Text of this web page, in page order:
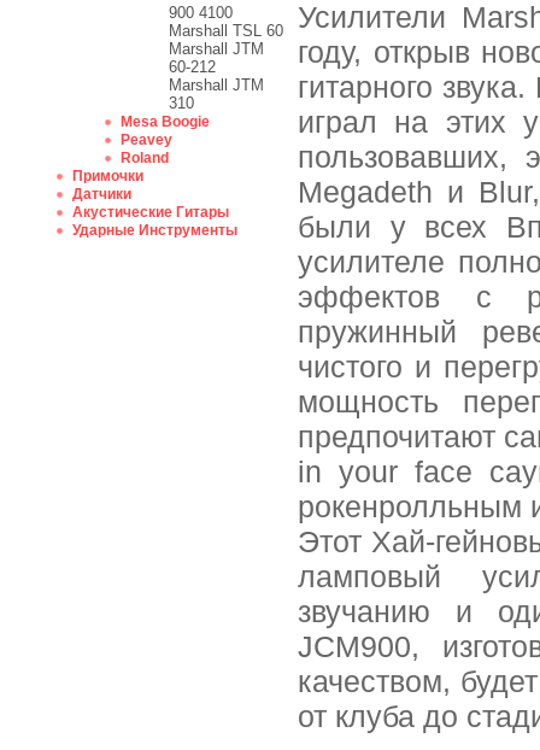
900 4100
Marshall TSL 60
Marshall JTM
60-212
Marshall JTM
310
Mesa Boogie
Peavey
Roland
Примочки
Датчики
Акустические Гитары
Ударные Инструменты
Усилители
году, открыв
гитарного
играл на этих
пользовавших,
Megadeth и
были у всех
усилителе
эффектов с
пружинный
чистого и
мощность
предпочитают
in your face
рокенролльным
Этот Хай-
ламповый
звучанию и
JCM900,
качеством,
от клуба до